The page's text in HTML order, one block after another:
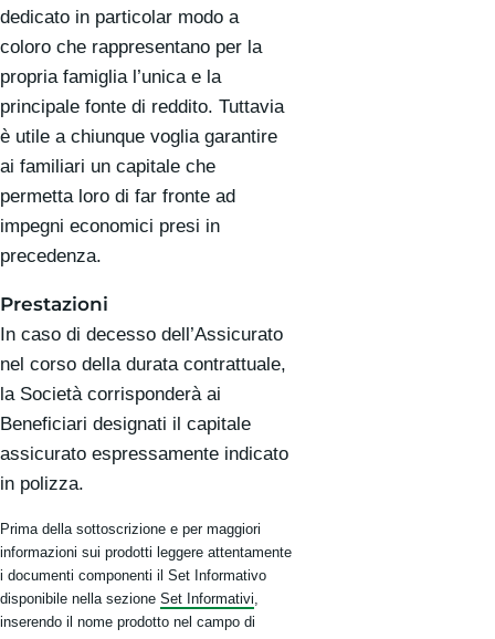
dedicato in particolar modo a
coloro che rappresentano per la
propria famiglia l’unica e la
principale fonte di reddito. Tuttavia
è utile a chiunque voglia garantire
ai familiari un capitale che
permetta loro di far fronte ad
impegni economici presi in
precedenza.
Prestazioni
In caso di decesso dell’Assicurato
nel corso della durata contrattuale,
la Società corrisponderà ai
Beneficiari designati il capitale
assicurato espressamente indicato
in polizza.
Prima della sottoscrizione e per maggiori
informazioni sui prodotti leggere attentamente
i documenti componenti il Set Informativo
disponibile nella sezione Set Informativi,
inserendo il nome prodotto nel campo di